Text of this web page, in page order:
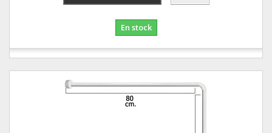
En stock